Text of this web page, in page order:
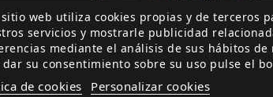
sitio web utiliza cookies propias y de terceros
servicios y mostrarle publicidad
mediante el análisis de sus hábitos de
dar su consentimiento sobre su uso pulse el
de cookies Personalizar cookies